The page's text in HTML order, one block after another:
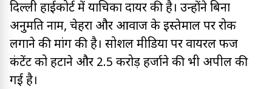
दिल्ली हाईकोर्ट में याचिका दायर की है। उन्होंने बिना
अनुमति नाम, चेहरा और आवाज के इस्तेमाल पर रोक
लगाने की मांग की है। सोशल मीडिया पर वायरल फर्जी
कंटेंट को हटाने और 2.5 करोड़ हर्जाने की भी अपील की
गई है।